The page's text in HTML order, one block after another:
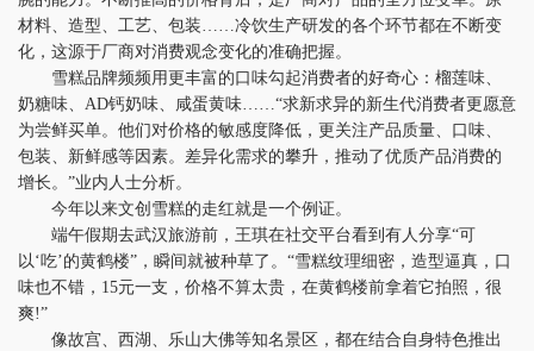
材料、造型、工艺、包装……冷饮生产研发的各个环节都在不断变
化，这源于厂商对消费观念变化的准确把握。
雪糕品牌频频用更丰富的口味勾起消费者的好奇心：榴莲味、
奶糖味、AD钙奶味、咸蛋黄味……“求新求异的新生代消费者更愿意
为尝鲜买单。他们对价格的敏感度降低，更关注产品质量、口味、
包装、新鲜感等因素。差异化需求的攀升，推动了优质产品消费的
增长。”业内人士分析。
今年以来文创雪糕的走红就是一个例证。
端午假期去武汉旅游前，王琪在社交平台看到有人分享“可
以‘吃’的黄鹤楼”，瞬间就被种草了。“雪糕纹理细密，造型逼真，口
味也不错，15元一支，价格不算太贵，在黄鹤楼前拿着它拍照，很
爽!”
像故宫、西湖、乐山大佛等知名景区，都在结合自身特色推出